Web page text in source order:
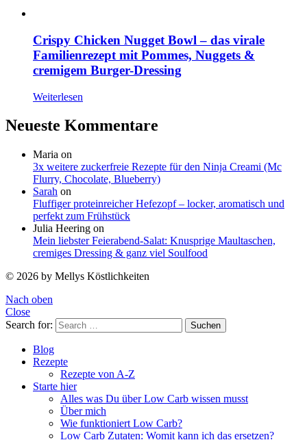
Crispy Chicken Nugget Bowl – das virale
Familienrezept mit Pommes, Nuggets &
cremigem Burger-Dressing
Weiterlesen
Neueste Kommentare
Maria on
3x weitere zuckerfreie Rezepte für den Ninja Creami (Mc
Flurry, Chocolate, Blueberry)
Sarah on
Fluffiger proteinreicher Hefezopf – locker, aromatisch und
perfekt zum Frühstück
Julia Heering on
Mein liebster Feierabend-Salat: Knusprige Maultaschen,
cremiges Dressing & ganz viel Soulfood
© 2026 by Mellys Köstlichkeiten
Nach oben
Close
Search for:
Suchen
Blog
Rezepte
Rezepte von A-Z
Starte hier
Alles was Du über Low Carb wissen musst
Über mich
Wie funktioniert Low Carb?
Low Carb Zutaten: Womit kann ich das ersetzen?